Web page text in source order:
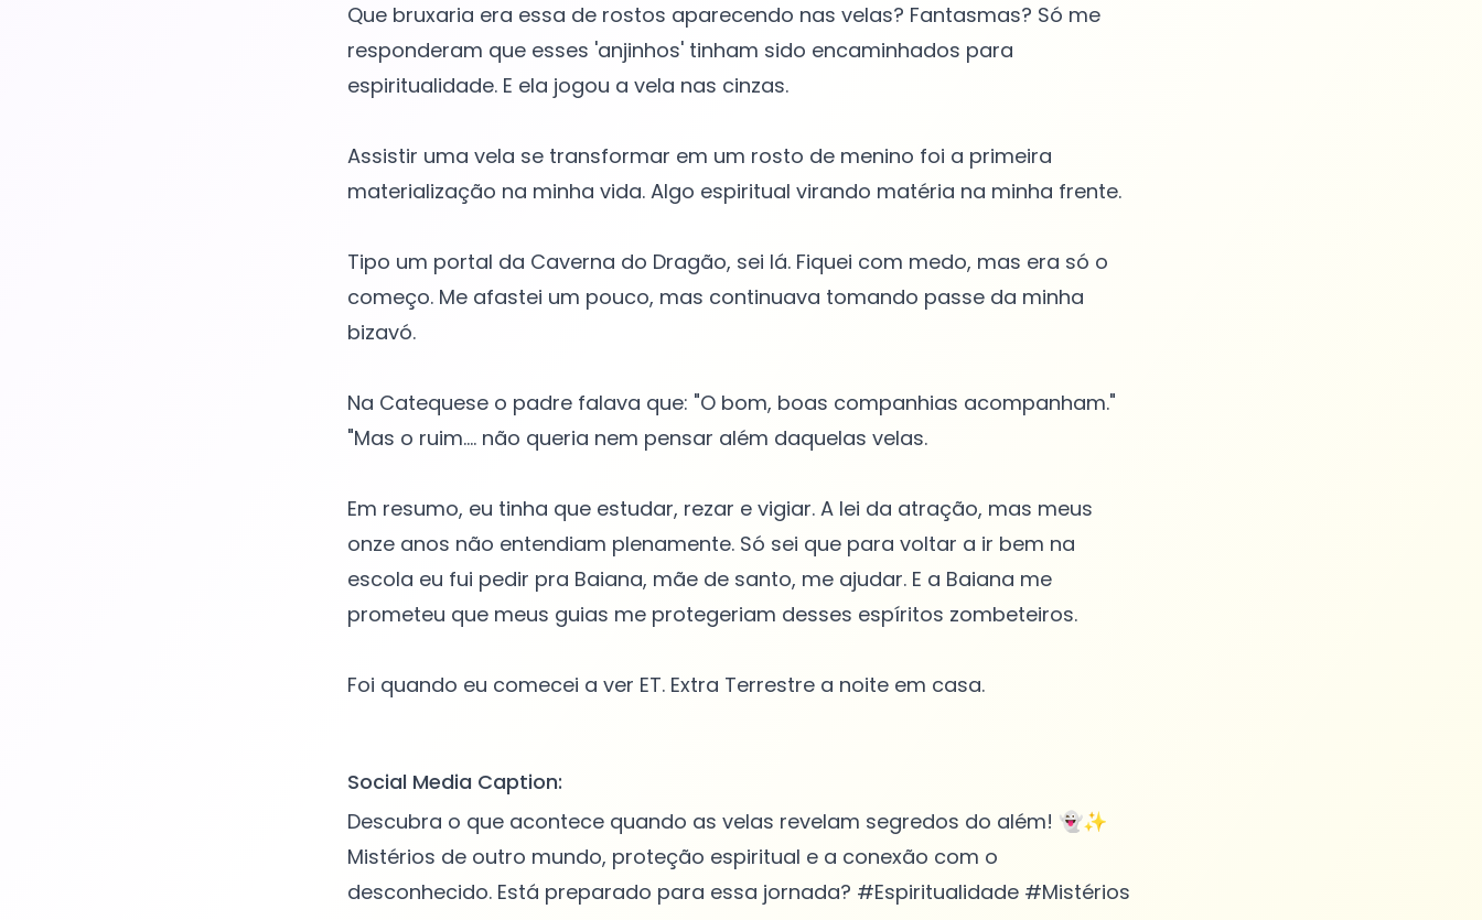
Que bruxaria era essa de rostos aparecendo nas velas? Fantasmas? Só me
responderam que esses 'anjinhos' tinham sido encaminhados para
espiritualidade. E ela jogou a vela nas cinzas.
Assistir uma vela se transformar em um rosto de menino foi a primeira
materialização na minha vida. Algo espiritual virando matéria na minha frente.
Tipo um portal da Caverna do Dragão, sei lá. Fiquei com medo, mas era só o
começo. Me afastei um pouco, mas continuava tomando passe da minha
bizavó.
Na Catequese o padre falava que: "O bom, boas companhias acompanham."
"Mas o ruim.... não queria nem pensar além daquelas velas.
Em resumo, eu tinha que estudar, rezar e vigiar. A lei da atração, mas meus
onze anos não entendiam plenamente. Só sei que para voltar a ir bem na
escola eu fui pedir pra Baiana, mãe de santo, me ajudar. E a Baiana me
prometeu que meus guias me protegeriam desses espíritos zombeteiros.
Foi quando eu comecei a ver ET. Extra Terrestre a noite em casa.
Social Media Caption:
Descubra o que acontece quando as velas revelam segredos do além! 👻✨
Mistérios de outro mundo, proteção espiritual e a conexão com o
desconhecido. Está preparado para essa jornada? #Espiritualidade #Mistérios